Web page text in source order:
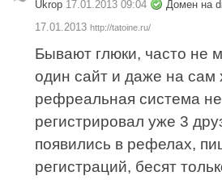
Ukrop 17.01.2013 09:04
Домен на
17.01.2013 http://tatoine.ru/
Бывают глюки, часто не
один сайт и даже на сам
рефреальная система не
регистрировал уже 3
появились в рефелах,
регистраций, бесят